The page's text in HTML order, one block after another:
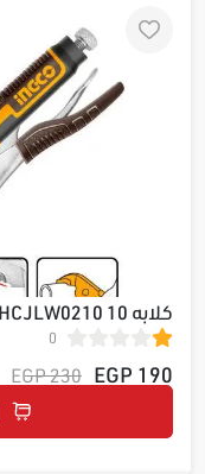
كلابه 10 HCJLW0210
0
190 EGP
230 EGP